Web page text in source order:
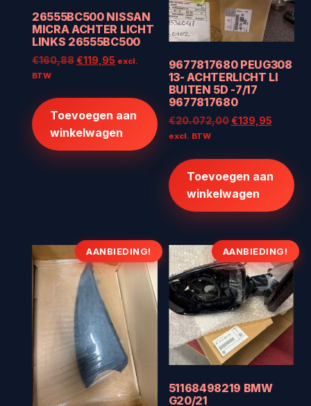
26555BC500 NISSAN
MICRA ACHTER LICHT
LINKS 26555BC500
€160,88Oorspronkelijke
€119,95 Huidige
€119,95.
excl.
BTW
Toevoegen aan
winkelwagen
9677817680 PEUG308
13- ACHTERLICHT LI
BUITEN 5D -7/17
9677817680
€20.072,00 Oorspronkelijke
€20.072,00.
€139,95Huidige
excl. BTW
Toevoegen aan
winkelwagen
AANBIEDING! AANBIEDING!
51168498219 BMW
G20/21